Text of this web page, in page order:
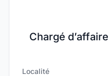
Chargé
Localité